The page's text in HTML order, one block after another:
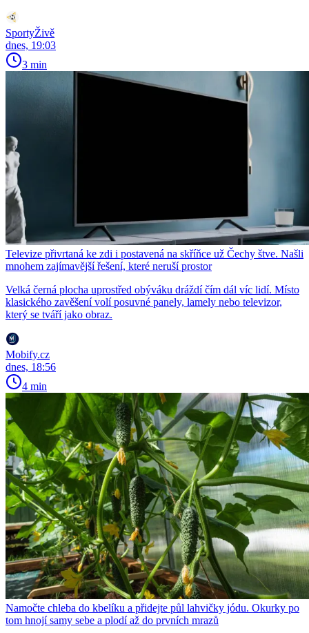
SportyŽivě
dnes, 19:03
3 min
Televize přivrtaná ke zdi i postavená na skříňce už Čechy štve. Našli
mnohem zajímavější řešení, které neruší prostor
Velká černá plocha uprostřed obýváku dráždí čím dál víc lidí. Místo
klasického zavěšení volí posuvné panely, lamely nebo televizor,
který se tváří jako obraz.
Mobify.cz
dnes, 18:56
4 min
Namočte chleba do kbelíku a přidejte půl lahvičky jódu. Okurky po
tom hnojí samy sebe a plodí až do prvních mrazů